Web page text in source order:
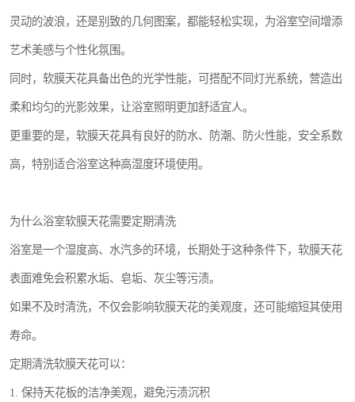
灵动的波浪，还是别致的几何图案，都能轻松实现，为浴室空间增添
艺术美感与个性化氛围。
同时，软膜天花具备出色的光学性能，可搭配不同灯光系统，营造出
柔和均匀的光影效果，让浴室照明更加舒适宜人。
更重要的是，软膜天花具有良好的防水、防潮、防火性能，安全系数
高，特别适合浴室这种高湿度环境使用。
为什么浴室软膜天花需要定期清洗
浴室是一个湿度高、水汽多的环境，长期处于这种条件下，软膜天花
表面难免会积累水垢、皂垢、灰尘等污渍。
如果不及时清洗，不仅会影响软膜天花的美观度，还可能缩短其使用
寿命。
定期清洗软膜天花可以：
1. 保持天花板的洁净美观，避免污渍沉积